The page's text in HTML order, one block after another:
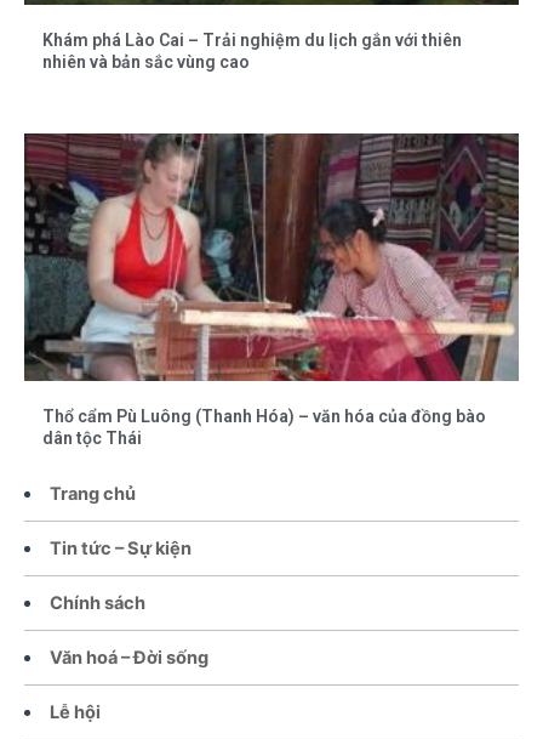
Trang chủ
Tin tức – Sự kiện
Chính sách
Văn hoá – Đời sống
Lễ hội
Khám phá Lào Cai – Trải nghiệm du lịch gắn với thiên
nhiên và bản sắc vùng cao
Thổ cẩm Pù Luông (Thanh Hóa) – văn hóa của đồng bào
dân tộc Thái